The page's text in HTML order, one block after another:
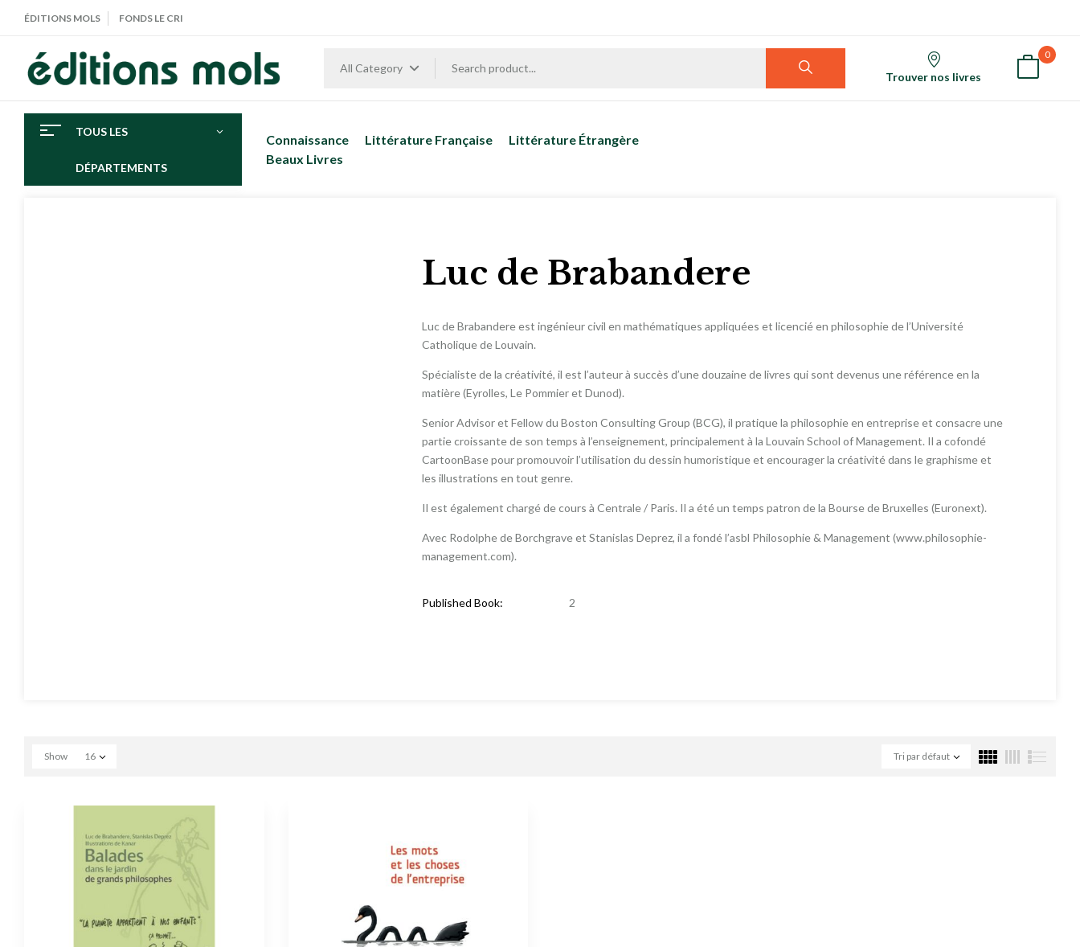
ÉDITIONS MOLS FONDS LE CRI
All Category
Trouver nos livres
0
TOUS LES
DÉPARTEMENTS
Connaissance Littérature Française
Littérature Étrangère
Beaux Livres
Luc de Brabandere
Luc de Brabandere est ingénieur civil en mathématiques appliquées et licencié en philosophie de l’Université
Catholique de Louvain.
Spécialiste de la créativité, il est l’auteur à succès d’une douzaine de livres qui sont devenus une référence en la
matière (Eyrolles, Le Pommier et Dunod).
Senior Advisor et Fellow du Boston Consulting Group (BCG), il pratique la philosophie en entreprise et consacre une
partie croissante de son temps à l’enseignement, principalement à la Louvain School of Management. Il a cofondé
CartoonBase pour promouvoir l’utilisation du dessin humoristique et encourager la créativité dans le graphisme et
les illustrations en tout genre.
Il est également chargé de cours à Centrale / Paris. Il a été un temps patron de la Bourse de Bruxelles (Euronext).
Avec Rodolphe de Borchgrave et Stanislas Deprez, il a fondé l’asbl Philosophie & Management (www.philosophie-
management.com).
Published Book: 2
Tri par défaut
Show 16